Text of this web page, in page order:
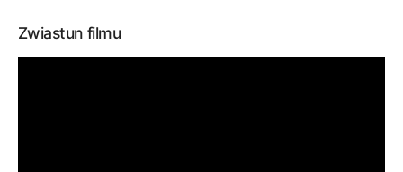
Zwiastun filmu